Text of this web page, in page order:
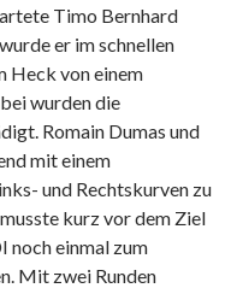
Timo Bernhard
er im schnellen
Heck von einem
wurden die
Romain Dumas und
mit einem
und Rechtskurven zu
kurz vor dem Ziel
noch einmal zum
Mit zwei Runden